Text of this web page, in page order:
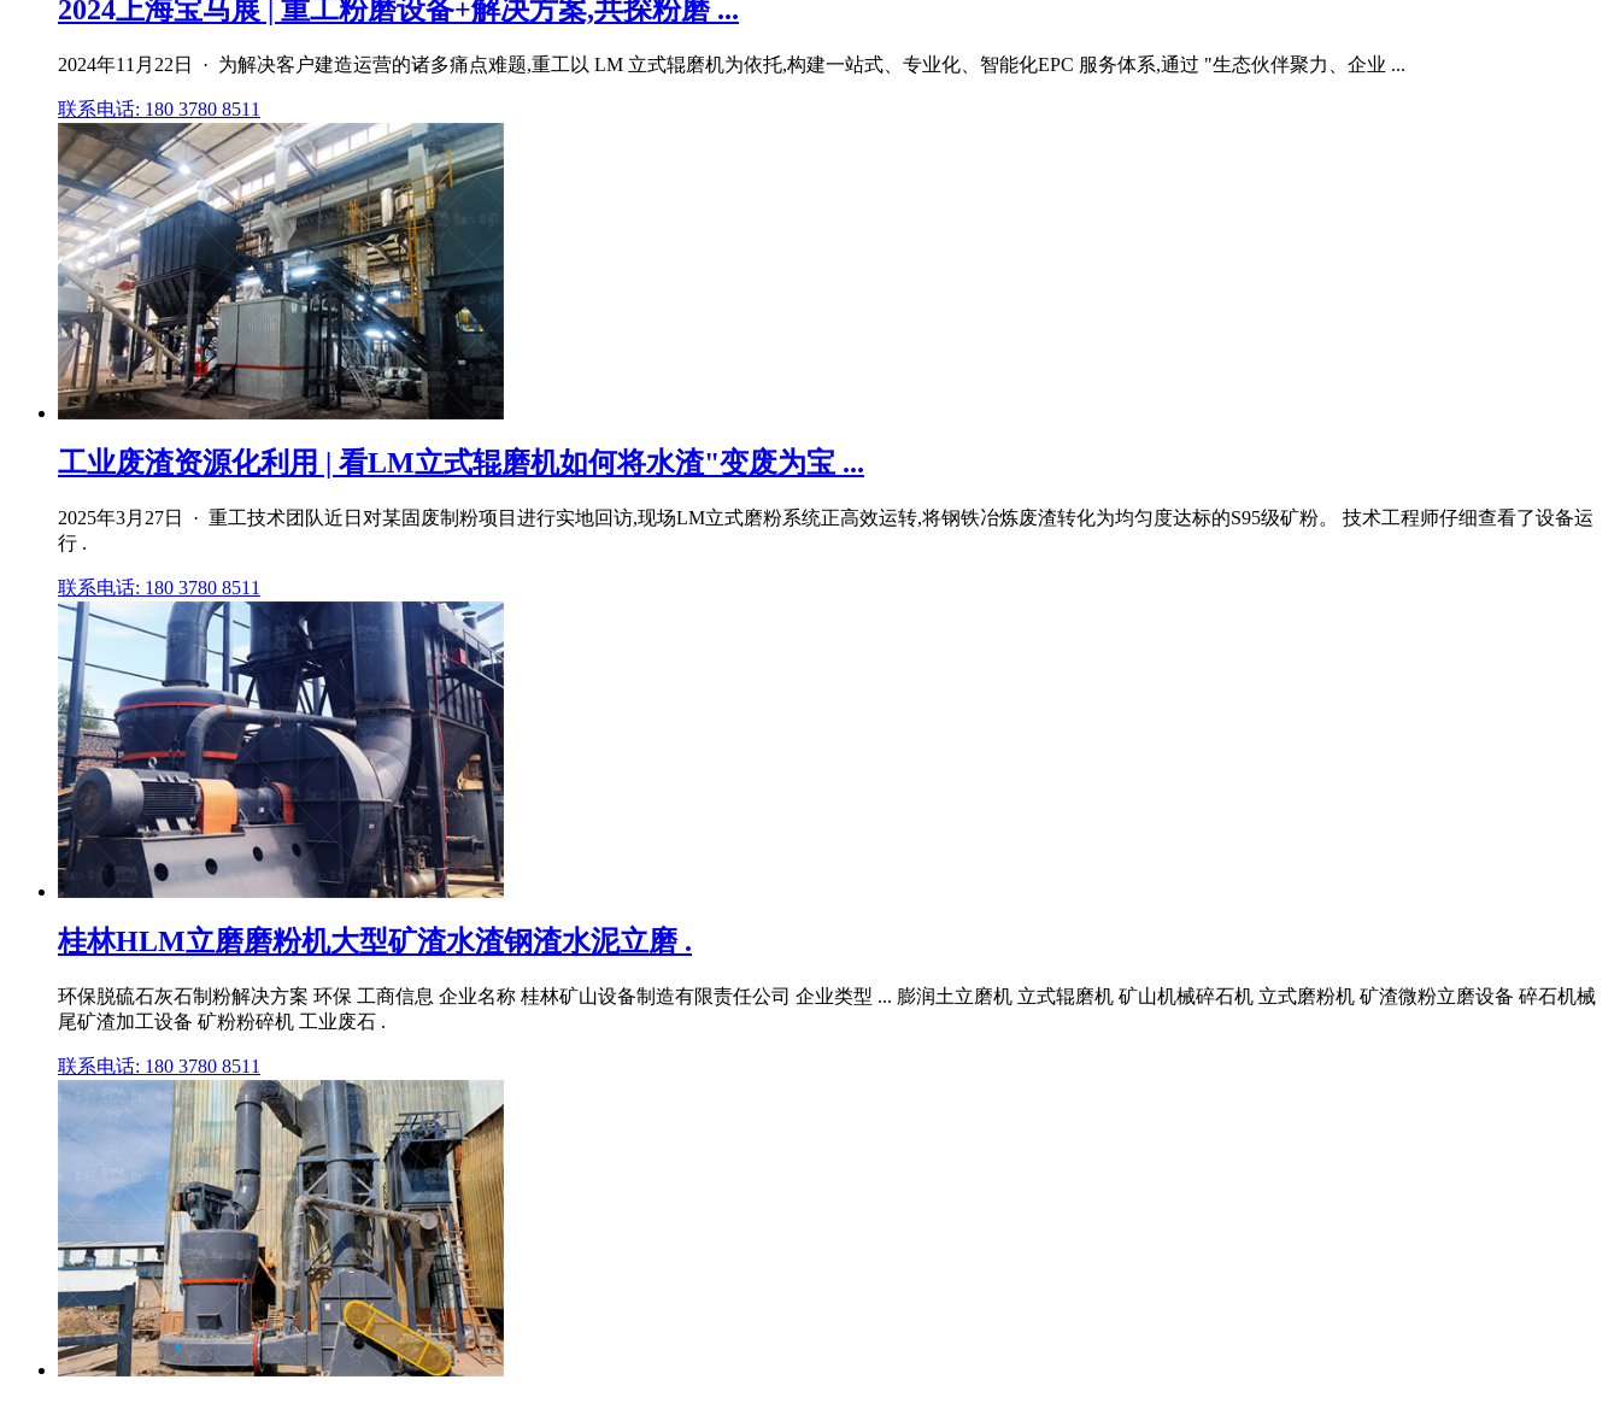
2024上海宝马展 | 重工粉磨设备+解决方案,共探粉磨 ...
2024年11月22日 · 为解决客户建造运营的诸多痛点难题,重工以 LM 立式辊磨机为依托,构建一站式、专业化、智能化EPC 服务体系,通过 "生态伙伴聚力、企业 ...
联系电话: 180 3780 8511
工业废渣资源化利用 | 看LM立式辊磨机如何将水渣"变废为宝 ...
2025年3月27日 · 重工技术团队近日对某固废制粉项目进行实地回访,现场LM立式磨粉系统正高效运转,将钢铁冶炼废渣转化为均匀度达标的S95级矿粉。 技术工程师仔细查看了设备运
行 .
联系电话: 180 3780 8511
桂林HLM立磨磨粉机大型矿渣水渣钢渣水泥立磨 .
环保脱硫石灰石制粉解决方案 环保 工商信息 企业名称 桂林矿山设备制造有限责任公司 企业类型 ... 膨润土立磨机 立式辊磨机 矿山机械碎石机 立式磨粉机 矿渣微粉立磨设备 碎石机械
尾矿渣加工设备 矿粉粉碎机 工业废石 .
联系电话: 180 3780 8511